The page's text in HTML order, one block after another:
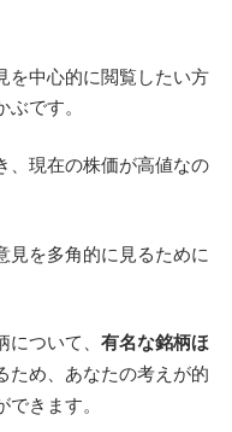
を中心的に閲覧したい方
です。
、現在の株価が高値なの
見を多角的に見るために
ついて、 有名な銘柄ほ
ため、あなたの考えが的
きます。